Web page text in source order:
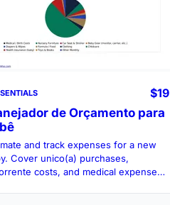
$19
de Orçamento para
and track expenses for a new
Cover unico(a) purchases,
costs, and medical expenses